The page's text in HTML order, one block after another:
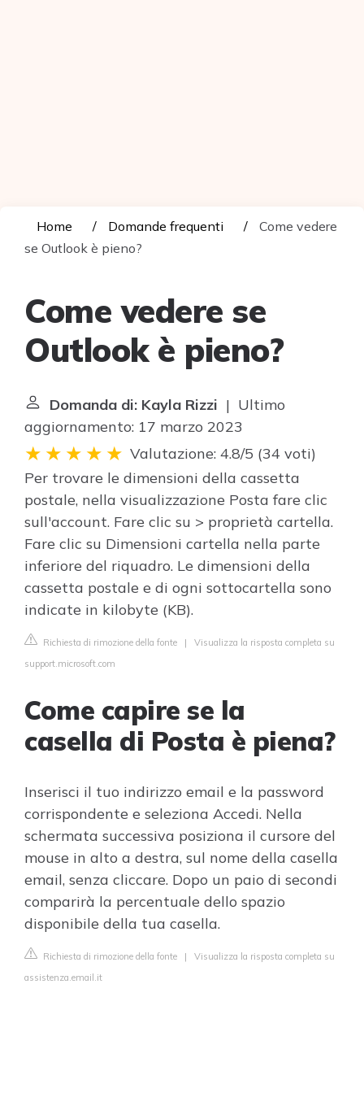
Home Domande frequenti
Come vedere
se Outlook è pieno?
Come vedere se
Outlook è pieno?
Domanda di: Kayla Rizzi | Ultimo
aggiornamento: 17 marzo 2023
Valutazione: 4.8/5 (34 voti)
Per trovare le dimensioni della cassetta
postale, nella visualizzazione Posta fare clic
sull'account. Fare clic su > proprietà cartella.
Fare clic su Dimensioni cartella nella parte
inferiore del riquadro. Le dimensioni della
cassetta postale e di ogni sottocartella sono
indicate in kilobyte (KB).
Richiesta di rimozione della fonte | Visualizza la risposta completa su
support.microsoft.com
Come capire se la
casella di Posta è piena?
Inserisci il tuo indirizzo email e la password
corrispondente e seleziona Accedi. Nella
schermata successiva posiziona il cursore del
mouse in alto a destra, sul nome della casella
email, senza cliccare. Dopo un paio di secondi
comparirà la percentuale dello spazio
disponibile della tua casella.
Richiesta di rimozione della fonte | Visualizza la risposta completa su
assistenza.email.it